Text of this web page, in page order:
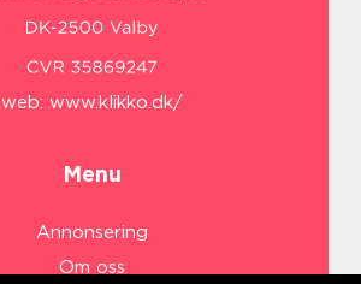
web: www.klikko.dk/
Menu
Annonsering
Om oss